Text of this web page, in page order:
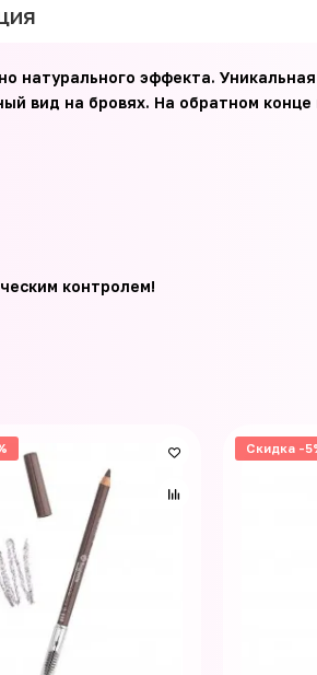
натурального эффекта.
вид на бровях. На обратном
контролем!
Скидка -